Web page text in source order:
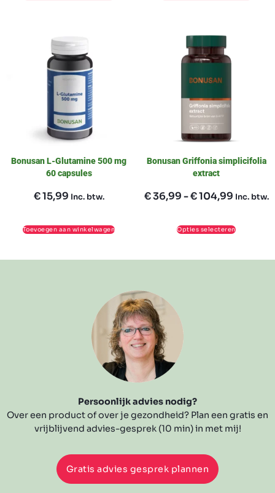
Bonusan L-Glutamine 500 mg
60 capsules
€15,99 Inc. btw.
Toevoegen aan winkelwagen
Bonusan Griffonia simplicifolia
extract
€36,99-€104,99 Inc. btw.
Opties selecteren
Persoonlijk advies nodig?
Over een product of over je gezondheid? Plan een gratis en
vrijblijvend advies-gesprek (10 min) in met mij!
Gratis advies gesprek plannen